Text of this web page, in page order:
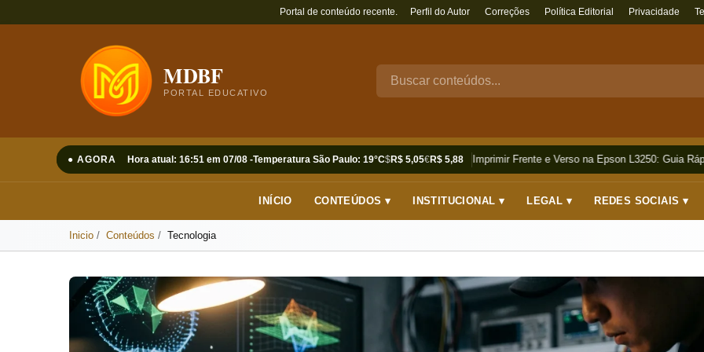
Portal de conteúdo recente. Perfil do Autor Correções Política Editorial Privacidade
MDBF
PORTAL EDUCATIVO
● AGORA Hora atual: 16:51 em 07/08 -Temperatura São Paulo: 19°C$R$ 5,05€R$ 5,88
Como Imprimir Frente e Verso na Epson L3250: Guia
INÍCIO CONTEÚDOS ▾ INSTITUCIONAL ▾ LEGAL ▾ REDES SOCIAIS ▾
Inicio Conteúdos Tecnologia